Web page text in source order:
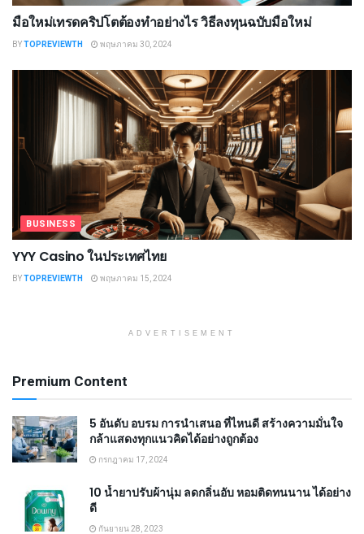
มือใหม่เทรดคริปโตต้องทำอย่างไร วิธีลงทุนฉบับมือใหม่
BYTOPREVIEWTH พฤษภาคม 30, 2024
BUSINESS
YYY Casino ในประเทศไทย
BYTOPREVIEWTH พฤษภาคม 15, 2024
ADVERTISEMENT
Premium Content
5 อันดับ อบรม การนำเสนอ ที่ไหนดี สร้างความมั่นใจ
กล้าแสดงทุกแนวคิดได้อย่างถูกต้อง
กรกฎาคม 17, 2024
10 น้ำยาปรับผ้านุ่ม ลดกลิ่นอับ หอมติดทนนาน ได้อย่าง
ดี
กันยายน 28, 2023